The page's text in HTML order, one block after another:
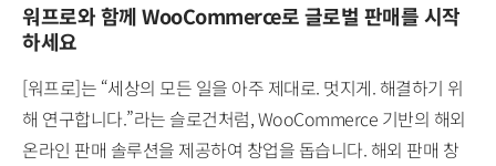
워프로와 함께 WooCommerce로 글로벌 판매를 시작
하세요
[워프로]는 “세상의 모든 일을 아주 제대로. 멋지게. 해결하기 위
해 연구합니다.”라는 슬로건처럼, WooCommerce 기반의 해외
온라인 판매 솔루션을 제공하여 창업을 돕습니다. 해외 판매 창